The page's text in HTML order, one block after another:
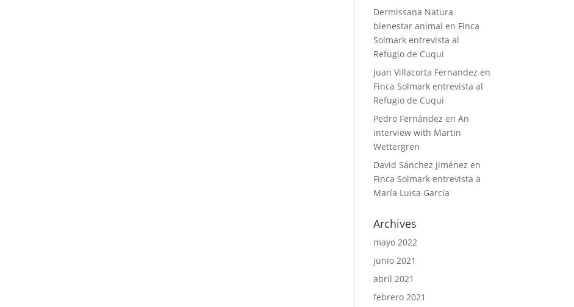
Dermissana Natura
bienestar animal en Finca
Solmark entrevista al
Refugio de Cuqui
Juan Villacorta Fernandez en
Finca Solmark entrevista al
Refugio de Cuqui
Pedro Fernández enAn
interview with Martin
Wettergren
David Sánchez Jiménez en
Finca Solmark entrevista a
María Luisa García
Archives
mayo 2022
junio 2021
abril 2021
febrero 2021